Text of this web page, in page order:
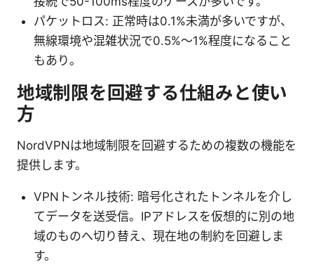
パケットロス: 正常時は0.1%未満が多いですが、
無線環境や混雑状況で0.5%〜1%程度になること
もあり。
地域制限を回避する仕組みと使い
方
NordVPNは地域制限を回避するための複数の機能を
提供します。
VPNトンネル技術: 暗号化されたトンネルを介し
てデータを送受信。IPアドレスを仮想的に別の地
域のものへ切り替え、現在地の制約を回避しま
す。